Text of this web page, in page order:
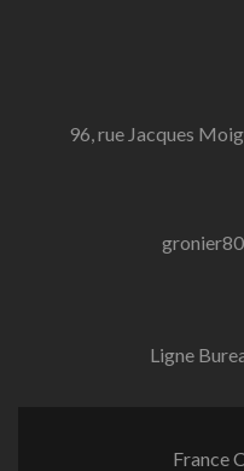
96, rue Jacques
Ligne
France